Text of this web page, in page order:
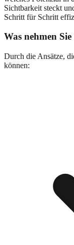
Sichtbarkeit steckt
Schritt für Schritt
Was nehmen
Durch die Ansätze,
können: